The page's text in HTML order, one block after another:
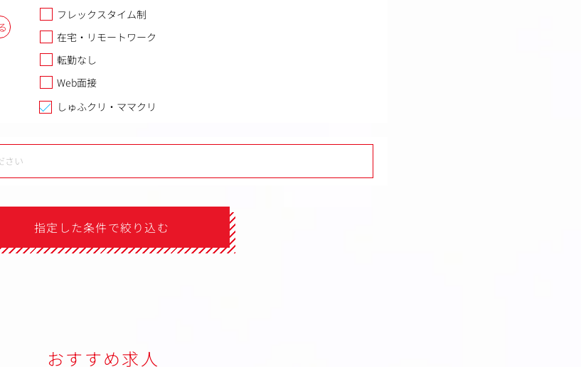
フレックスタイム制
在宅・リモートワーク
転勤なし
Web面接
しゅふクリ・ママクリ
指定した条件で絞り込む
おすすめ求人